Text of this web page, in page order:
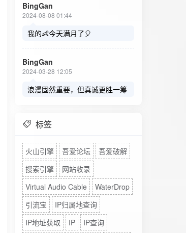
BingGan
2024-08-08 01:44
我的👶今天满月了🎈
BingGan
2024-03-28 12:05
浪漫固然重要，但真诚更胜一筹
标签
火山引擎 吾爱论坛
吾爱破解
搜索引擎
网站收录
Virtual Audio Cable
WaterDrop
引流宝
IP归属地查询
IP地址获取
IP
IP查询